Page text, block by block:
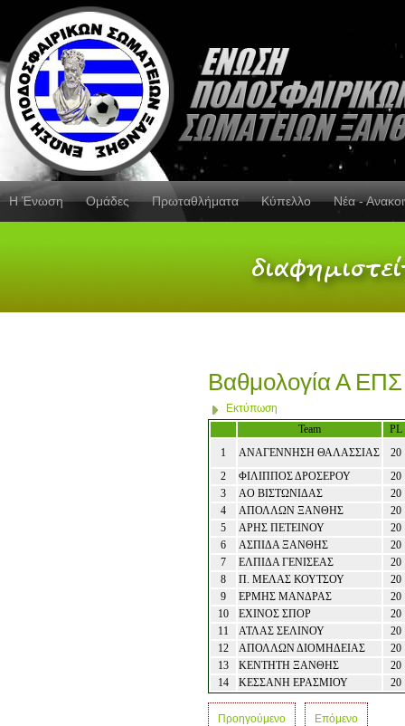
Η Ένωση Ομάδες Πρωταθλήματα Κύπελλο Νέα -
Βαθμολογία Α ΕΠΣ
Εκτύπωση
Team
PL
1
ΑΝΑΓΕΝΝΗΣΗ ΘΑΛΑΣΣΙΑΣ
20
2
ΦΙΛΙΠΠΟΣ ΔΡΟΣΕΡΟΥ
20
3
ΑΟ ΒΙΣΤΩΝΙΔΑΣ
20
4
ΑΠΟΛΛΩΝ ΞΑΝΘΗΣ
20
5
ΑΡΗΣ ΠΕΤΕΙΝΟΥ
20
6
ΑΣΠΙΔΑ ΞΑΝΘΗΣ
20
7
ΕΛΠΙΔΑ ΓΕΝΙΣΕΑΣ
20
8
Π. ΜΕΛΑΣ ΚΟΥΤΣΟΥ
20
9
ΕΡΜΗΣ ΜΑΝΔΡΑΣ
20
10
ΕΧΙΝΟΣ ΣΠΟΡ
20
11
ΑΤΛΑΣ ΣΕΛΙΝΟΥ
20
12
ΑΠΟΛΛΩΝ ΔΙΟΜΗΔΕΙΑΣ
20
13
ΚΕΝΤΗΤΗ ΞΑΝΘΗΣ
20
14
ΚΕΣΣΑΝΗ ΕΡΑΣΜΙΟΥ 20
Προηγούμενο Επόμενο